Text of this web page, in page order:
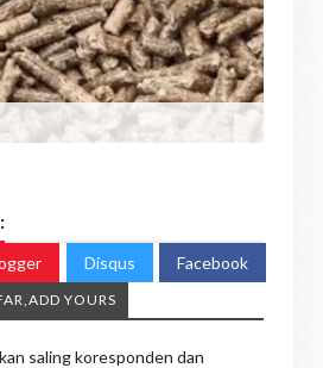
Disqus Facebook
YOURS
saling koresponden dan